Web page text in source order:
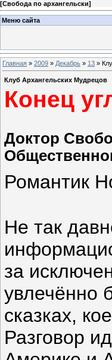
[Свобода по архангельски]
Меню сайта
Главная » 2009 » Декабрь » 13 »
Клуб Архангельских Мудрецов
Конец
Доктор
Романтик
Не так
за
увлечённо
сказках,
Разговор